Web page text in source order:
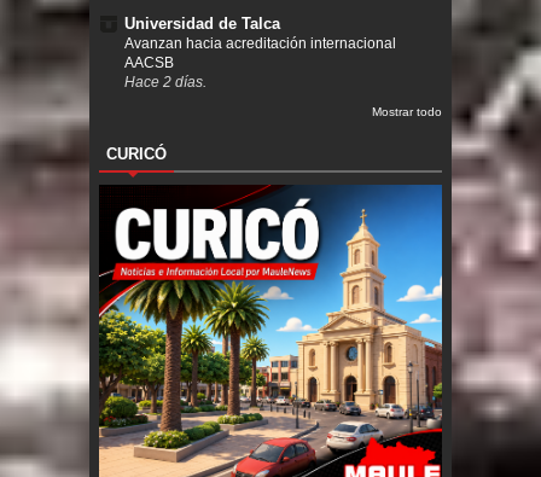
Universidad de Talca
Avanzan hacia acreditación internacional
AACSB
Hace 2 días.
Mostrar todo
CURICÓ